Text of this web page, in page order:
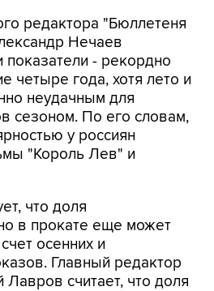
редактора "Бюллетеня
Нечаев
показатели - рекордно
четыре года, хотя лето и
неудачным для
сезоном. По его словам,
у россиян
"Король Лев" и
что доля
в прокате еще может
осенних и
Главный редактор
считает, что доля